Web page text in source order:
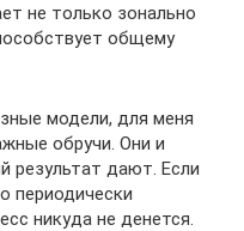
не только зонально
общему
модели, для меня
обручи. Они и
результат дают. Если
периодически
никуда не денется.